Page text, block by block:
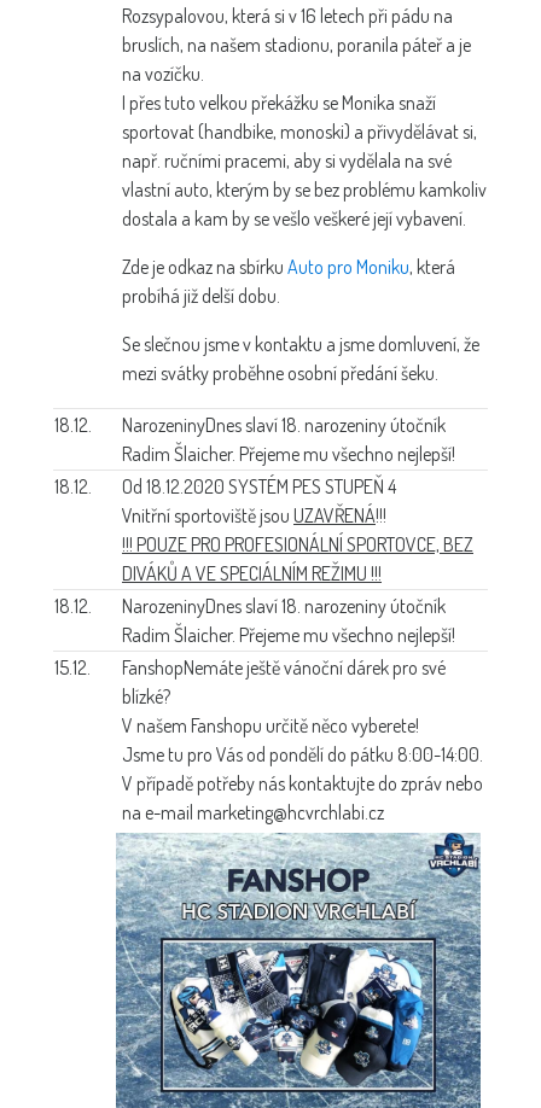
Rozsypalovou, která si v 16 letech při pádu na
bruslích, na našem stadionu, poranila páteř a je
na vozíčku.
I přes tuto velkou překážku se Monika snaží
sportovat (handbike, monoski) a přivydělávat si,
např. ručními pracemi, aby si vydělala na své
vlastní auto, kterým by se bez problému kamkoliv
dostala a kam by se vešlo veškeré její vybavení.
Zde je odkaz na sbírku Auto pro Moniku, která
probíhá již delší dobu.
Se slečnou jsme v kontaktu a jsme domluvení, že
mezi svátky proběhne osobní předání šeku.
18.12. NarozeninyDnes slaví 18. narozeniny útočník
Radim Šlaicher. Přejeme mu všechno nejlepší!
18.12.
Od 18.12.2020 SYSTÉM PES STUPEŇ 4
Vnitřní sportoviště jsou UZAVŘENÁ!!!
!!! POUZE PRO PROFESIONÁLNÍ SPORTOVCE, BEZ
DIVÁKŮ A VE SPECIÁLNÍM REŽIMU !!!
18.12.
NarozeninyDnes slaví 18. narozeniny útočník
Radim Šlaicher. Přejeme mu všechno nejlepší!
15.12.
FanshopNemáte ještě vánoční dárek pro své
blízké?
V našem Fanshopu určitě něco vyberete!
Jsme tu pro Vás od pondělí do pátku 8:00-14:00.
V případě potřeby nás kontaktujte do zpráv nebo
na e-mail marketing@hcvrchlabi.cz